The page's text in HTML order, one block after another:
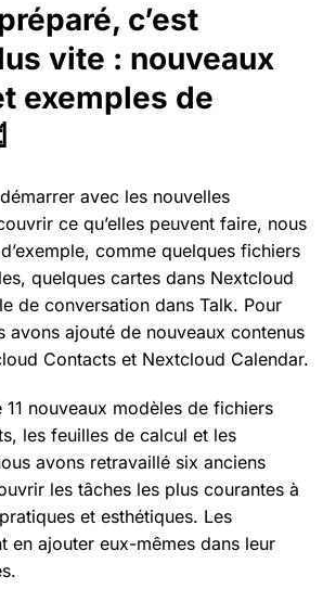
c’est
vite : nouveaux
exemples de
avec les nouvelles
ce qu’elles peuvent faire, nous
comme quelques fichiers
quelques cartes dans Nextcloud
de conversation dans Talk. Pour
avons ajouté de nouveaux contenus
Contacts et Nextcloud Calendar.
11 nouveaux modèles de fichiers
les feuilles de calcul et les
avons retravaillé six anciens
les tâches les plus courantes à
et esthétiques. Les
en ajouter eux-mêmes dans leur